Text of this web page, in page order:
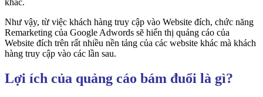
Như vậy, từ việc khách hàng truy cập vào Website đích, chức năng
Remarketing của Google Adwords sẽ hiển thị quảng cáo của
Website đích trên rất nhiều nền tảng của các website khác mà khách
hàng truy cập vào các lần sau.
Lợi ích của quảng cáo bám đuổi là gì?